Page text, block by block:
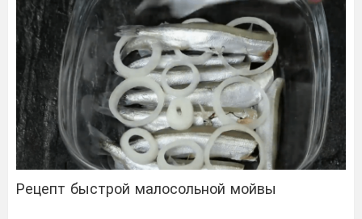
Рецепт быстрой малосольной мойвы